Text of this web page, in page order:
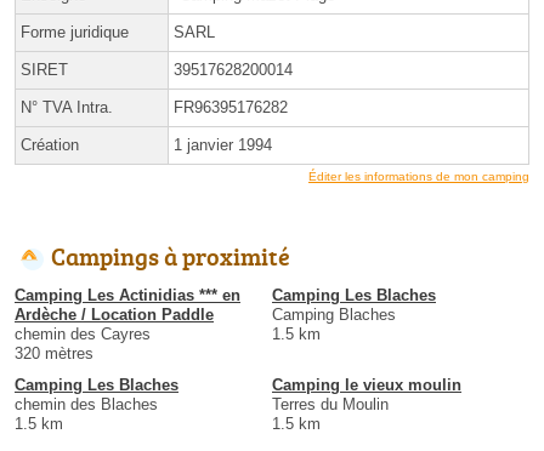
Forme juridique SARL
SIRET 39517628200014
N° TVA Intra. FR96395176282
Création 1 janvier 1994
Éditer les informations de mon camping
Campings à proximité
Camping Les Actinidias *** en
Ardèche / Location Paddle
chemin des Cayres
320 mètres
Camping Les Blaches
Camping Blaches
1.5 km
Camping Les Blaches
chemin des Blaches
1.5 km
Camping le vieux moulin
Terres du Moulin
1.5 km